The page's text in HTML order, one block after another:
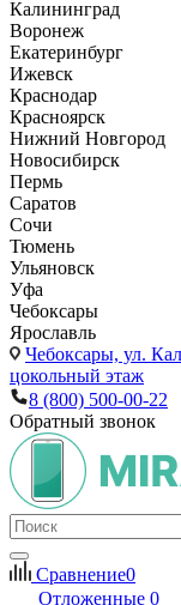
Калининград
Воронеж
Екатеринбург
Ижевск
Краснодар
Красноярск
Нижний Новгород
Новосибирск
Пермь
Саратов
Сочи
Тюмень
Ульяновск
Уфа
Чебоксары
Ярославль
Чебоксары, ул.
цокольный этаж
8 (800) 500-00-22
Обратный звонок
Сравнение0
Отложенные 0